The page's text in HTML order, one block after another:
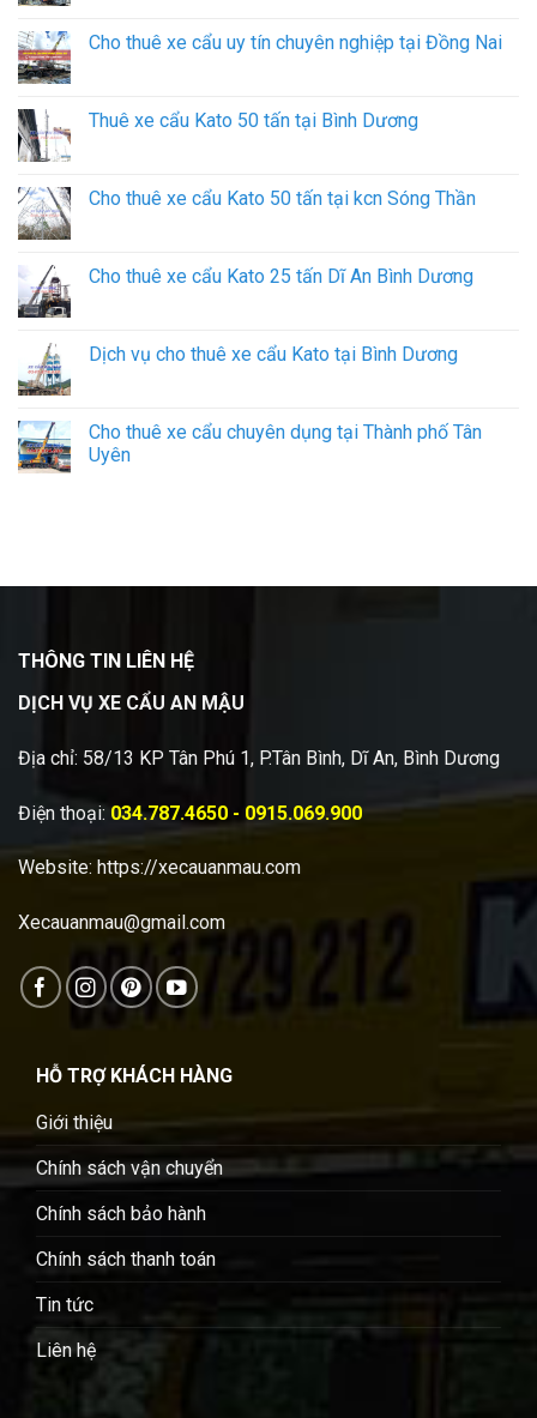
Cho thuê xe cẩu uy tín chuyên nghiệp tại Đồng Nai
Thuê xe cẩu Kato 50 tấn tại Bình Dương
Cho thuê xe cẩu Kato 50 tấn tại kcn Sóng Thần
Cho thuê xe cẩu Kato 25 tấn Dĩ An Bình Dương
Dịch vụ cho thuê xe cẩu Kato tại Bình Dương
Cho thuê xe cẩu chuyên dụng tại Thành phố Tân
Uyên
THÔNG TIN LIÊN HỆ
DỊCH VỤ XE CẨU AN MẬU
Địa chỉ: 58/13 KP Tân Phú 1, P.Tân Bình, Dĩ An, Bình Dương
Điện thoại: 034.787.4650 - 0915.069.900
Website: https://xecauanmau.com
Xecauanmau@gmail.com
HỖ TRỢ KHÁCH HÀNG
Giới thiệu
Chính sách vận chuyển
Chính sách bảo hành
Chính sách thanh toán
Tin tức
Liên hệ